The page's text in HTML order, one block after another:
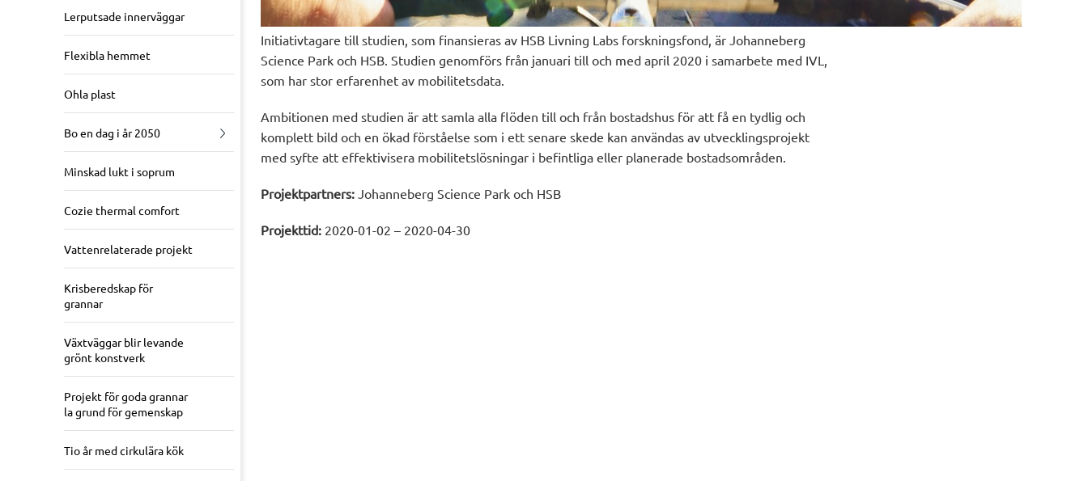
Lerputsade innerväggar
Flexibla hemmet
Ohla plast
Bo en dag i år 2050
Minskad lukt i soprum
Cozie thermal comfort
Vattenrelaterade projekt
Krisberedskap för
grannar
Växtväggar blir levande
grönt konstverk
Projekt för goda grannar
la grund för gemenskap
Tio år med cirkulära kök
Initiativtagare till studien, som finansieras av HSB Livning Labs forskningsfond, är Johanneberg
Science Park och HSB. Studien genomförs från januari till och med april 2020 i samarbete med IVL,
som har stor erfarenhet av mobilitetsdata.
Ambitionen med studien är att samla alla flöden till och från bostadshus för att få en tydlig och
komplett bild och en ökad förståelse som i ett senare skede kan användas av utvecklingsprojekt
med syfte att effektivisera mobilitetslösningar i befintliga eller planerade bostadsområden.
Projektpartners: Johanneberg Science Park och HSB
Projekttid: 2020-01-02 – 2020-04-30